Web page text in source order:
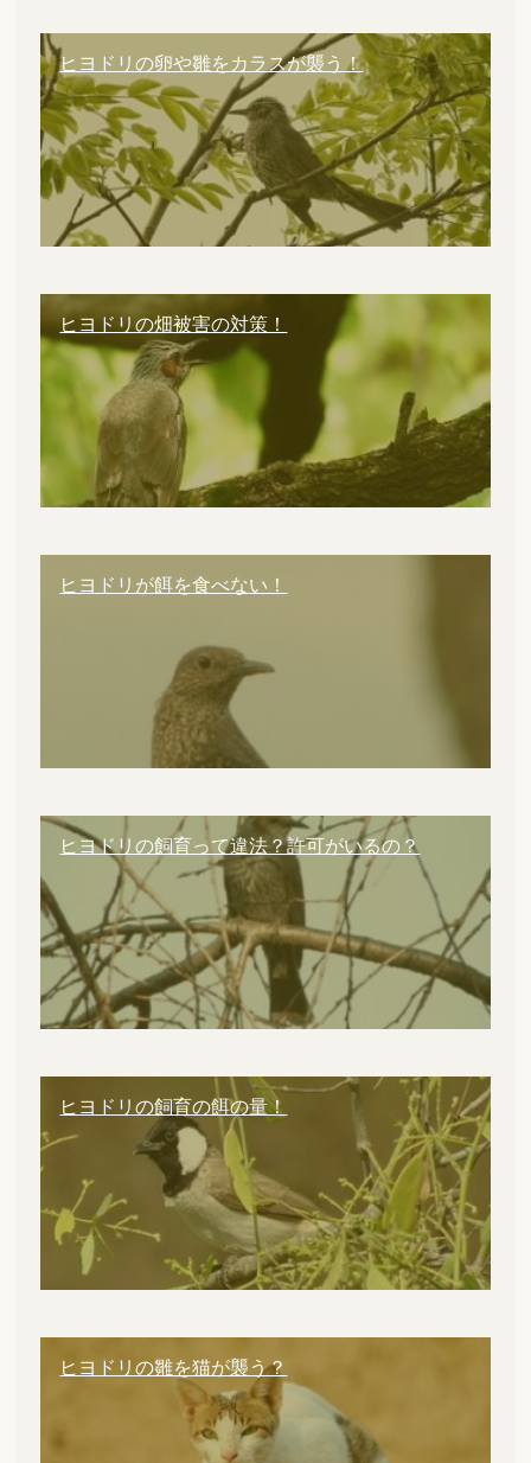
ヒヨドリの卵や雛をカラスが襲う！
ヒヨドリの畑被害の対策！
ヒヨドリが餌を食べない！
ヒヨドリの飼育って違法？許可がいるの？
ヒヨドリの飼育の餌の量！
ヒヨドリの雛を猫が襲う？